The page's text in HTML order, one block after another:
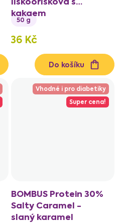
kakaem
50 g
36 Kč
Do košíku
Vhodné i pro diabetiky
Super cena!
BOMBUS Protein 30%
Salty Caramel -
slaný karamel